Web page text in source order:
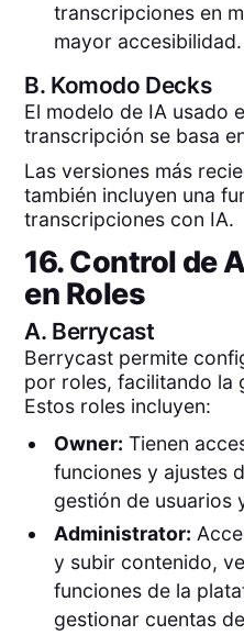
transcripciones en
mayor accesibilidad.
B. Komodo Decks
El modelo de IA usado
transcripción se basa
Las versiones más
también incluyen una
transcripciones con IA.
16. Control de
en Roles
A. Berrycast
Berrycast permite
por roles, facilitando la
Estos roles incluyen:
Owner: Tienen
funciones y ajustes
gestión de usuarios
Administrator:
y subir contenido,
funciones de la
gestionar cuentas